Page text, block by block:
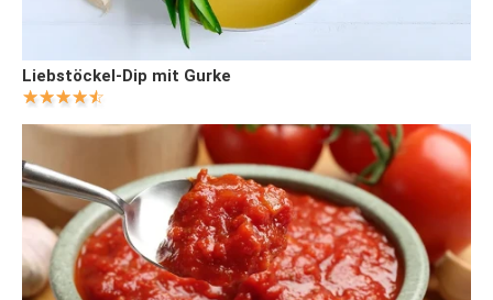
Liebstöckel-Dip mit Gurke